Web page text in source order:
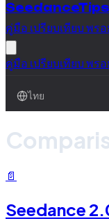
SeedanceTips
คู่มือ เปรียบเทียบพร
คู่มือ เปรียบเทียบพร
ไทย
📄
Seedance